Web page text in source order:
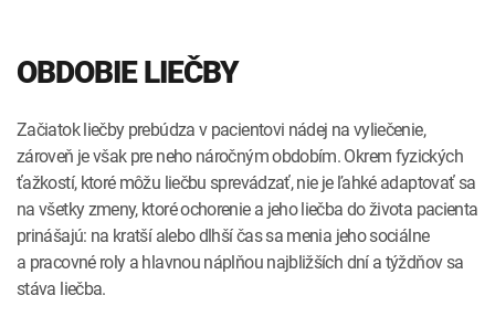
OBDOBIE LIEČBY
Začiatok liečby prebúdza v pacientovi nádej na vyliečenie,
zároveň je však pre neho náročným obdobím. Okrem fyzických
ťažkostí, ktoré môžu liečbu sprevádzať, nie je ľahké adaptovať sa
na všetky zmeny, ktoré ochorenie a jeho liečba do života pacienta
prinášajú: na kratší alebo dlhší čas sa menia jeho sociálne
a pracovné roly a hlavnou náplňou najbližších dní a týždňov sa
stáva liečba.